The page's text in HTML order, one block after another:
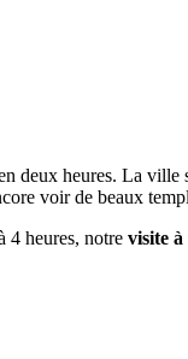
deux heures. La ville
voir de beaux
4 heures, notre visite à